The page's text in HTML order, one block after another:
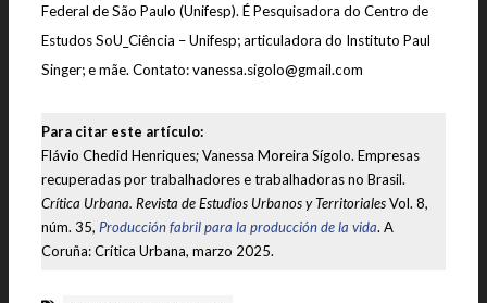
Federal de São Paulo (Unifesp). É Pesquisadora do Centro de
Estudos SoU_Ciência – Unifesp; articuladora do Instituto Paul
Singer; e mãe. Contato: vanessa.sigolo@gmail.com
Para citar este artículo:
Flávio Chedid Henriques; Vanessa Moreira Sígolo. Empresas
recuperadas por trabalhadores e trabalhadoras no Brasil.
Crítica Urbana. Revista de Estudios Urbanos y TerritorialesVol. 8,
núm. 35, Producción fabril para la producción de la vida. A
Coruña: Crítica Urbana, marzo 2025.